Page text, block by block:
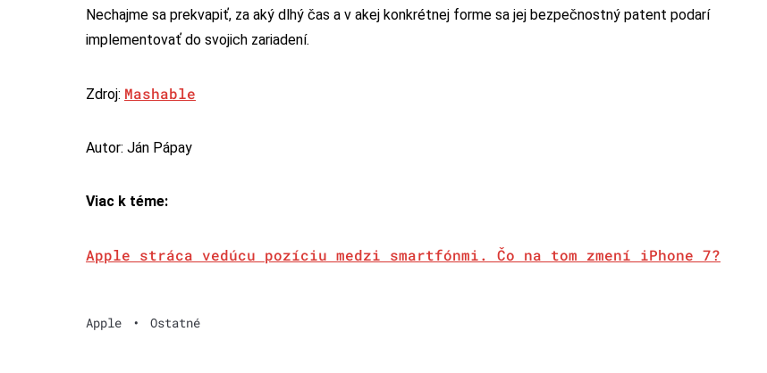
Nechajme sa prekvapiť, za aký dlhý čas a v akej konkrétnej forme sa jej bezpečnostný patent podarí
implementovať do svojich zariadení.
Zdroj: Mashable
Autor: Ján Pápay
Viac k téme:
Apple stráca vedúcu pozíciu medzi smartfónmi. Čo na tom zmení iPhone 7?
Apple • Ostatné